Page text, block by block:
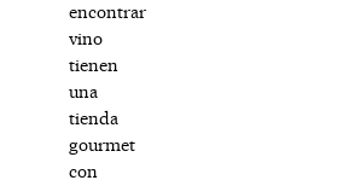
encontrar
vino
tienen
una
tienda
gourmet
con